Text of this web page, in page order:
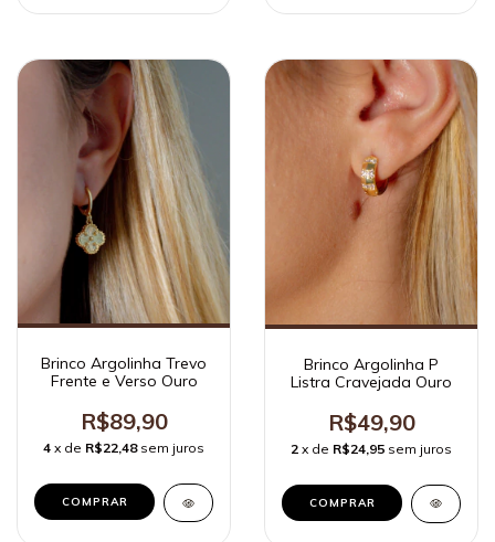
Brinco Argolinha Trevo
Frente e Verso Ouro
R$89,90
4 x de R$22,48 sem juros
Brinco Argolinha P
Listra Cravejada Ouro
R$49,90
2 x de R$24,95 sem juros